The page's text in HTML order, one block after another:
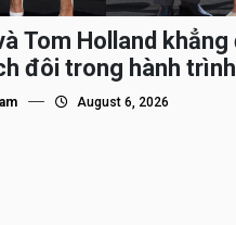
Tom Holland khẳng
đôi trong hành
August 6, 2026